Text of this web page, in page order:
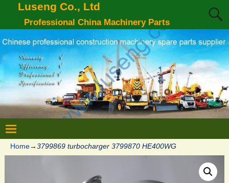
Luseng Co., Ltd
Professional China Machinery Parts
Home→3799869 turbocharger 3799870 HE400WG